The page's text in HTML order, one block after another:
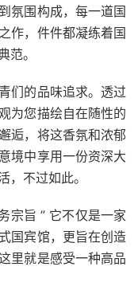
氛围构成，每一道国
作，件件都凝练着国
范。
们的品味追求。透过
为您描绘自在随性的
逅，将这香氛和浓郁
境中享用一份资深大
，不过如此。
宗旨 ” 它不仅是一家
国宾馆，更旨在创造
里就是感受一种高品